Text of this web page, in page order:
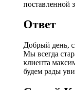
поставленной
Ответ
Добрый день,
Мы всегда
клиента
будем рады